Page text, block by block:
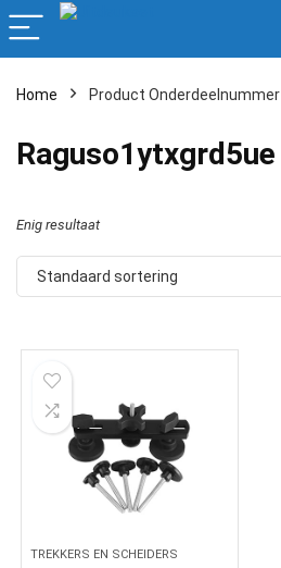
Home Product Onderdeelnummer
‎Raguso1ytxgrd5ue
Enig resultaat
Standaard sortering
TREKKERS EN SCHEIDERS